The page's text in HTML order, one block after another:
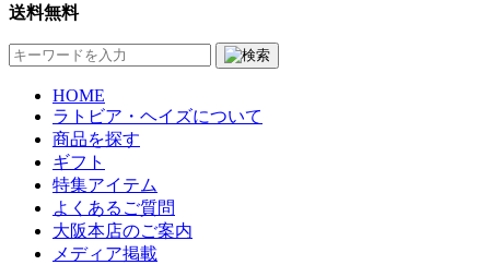
送料無料
HOME
ラトビア・ヘイズについて
商品を探す
ギフト
特集アイテム
よくあるご質問
大阪本店のご案内
メディア掲載